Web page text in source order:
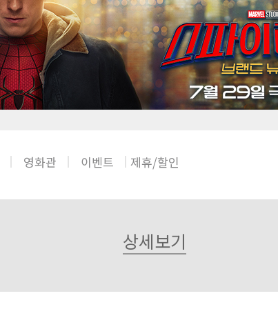
영화관 이벤트 제휴/할인
상세보기